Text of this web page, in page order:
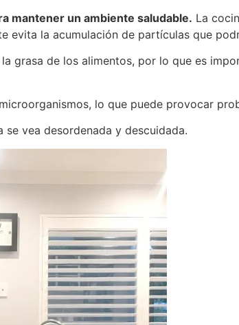
mantener un ambiente saludable. La
evita la acumulación de partículas que
grasa de los alimentos, por lo que es
lo que puede provocar
vea desordenada y descuidada.